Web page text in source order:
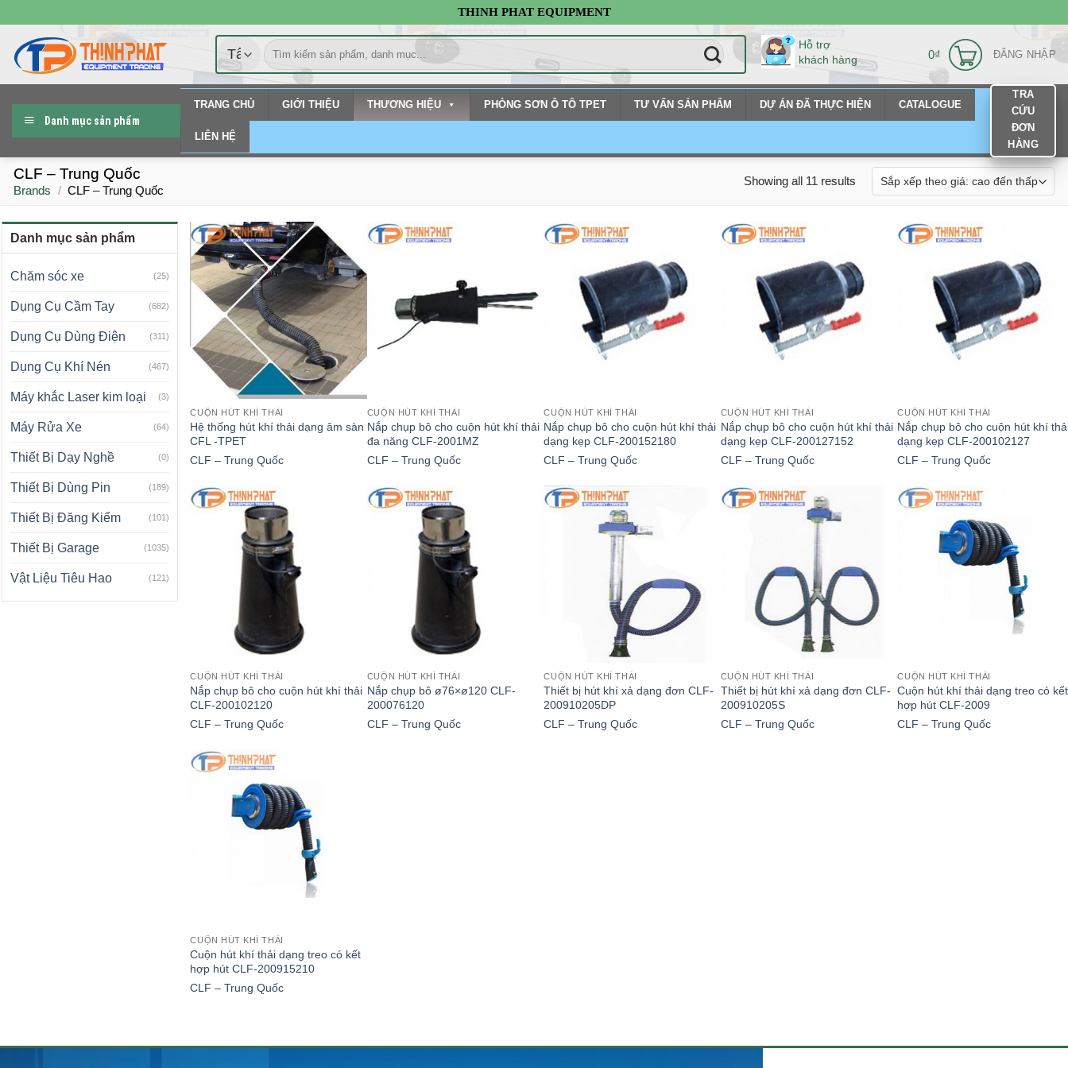
đến
nội
dung
THINH PHAT EQUIPMENT
Tìm
kiếm:
Hỗ trợ
khách hàng
0₫ ĐĂNG NHẬP
Danh mục sản phẩm
TRANG CHỦ GIỚI THIỆU THƯƠNG HIỆU PHÒNG SƠN Ô TÔ TPET TƯ VẤN SẢN PHẨM DỰ ÁN ĐÃ THỰC HIỆN CATALOGUE
LIÊN HỆ
TRA
CỨU
ĐƠN
HÀNG
CLF – Trung Quốc
Brands / CLF – Trung Quốc
Showing all 11 results
Danh mục sản phẩm
Chăm sóc xe (25)
Dụng Cụ Cầm Tay (682)
Dụng Cụ Dùng Điện (311)
Dụng Cụ Khí Nén (467)
Máy khắc Laser kim loại (3)
Máy Rửa Xe (64)
Thiết Bị Dạy Nghề (0)
Thiết Bị Dùng Pin (189)
Thiết Bị Đăng Kiểm (101)
Thiết Bị Garage (1035)
Vật Liệu Tiêu Hao (121)
CUỘN HÚT KHÍ THẢI
Hệ thống hút khí thải dạng âm sàn
CFL -TPET
CLF – Trung Quốc
CUỘN HÚT KHÍ THẢI
Nắp chụp bô cho cuộn hút khí thải
đa năng CLF-2001MZ
CLF – Trung Quốc
CUỘN HÚT KHÍ THẢI
Nắp chụp bô cho cuộn hút khí thải
dạng kẹp CLF-200152180
CLF – Trung Quốc
CUỘN HÚT KHÍ THẢI
Nắp chụp bô cho cuộn hút khí thải
dạng kẹp CLF-200127152
CLF – Trung Quốc
CUỘN HÚT KHÍ THẢI
Nắp chụp bô cho cuộn hút khí
dạng kẹp CLF-200102127
CLF – Trung Quốc
CUỘN HÚT KHÍ THẢI
Nắp chụp bô cho cuộn hút khí thải
CLF-200102120
CLF – Trung Quốc
CUỘN HÚT KHÍ THẢI
Nắp chụp bô ø76×ø120 CLF-
200076120
CLF – Trung Quốc
CUỘN HÚT KHÍ THẢI
Thiết bị hút khí xả dạng đơn CLF-
200910205DP
CLF – Trung Quốc
CUỘN HÚT KHÍ THẢI
Thiết bị hút khí xả dạng đơn CLF-
200910205S
CLF – Trung Quốc
CUỘN HÚT KHÍ THẢI
Cuộn hút khí thải dạng treo có kết
hợp hút CLF-2009
CLF – Trung Quốc
CUỘN HÚT KHÍ THẢI
Cuộn hút khí thải dạng treo có kết
hợp hút CLF-200915210
CLF – Trung Quốc